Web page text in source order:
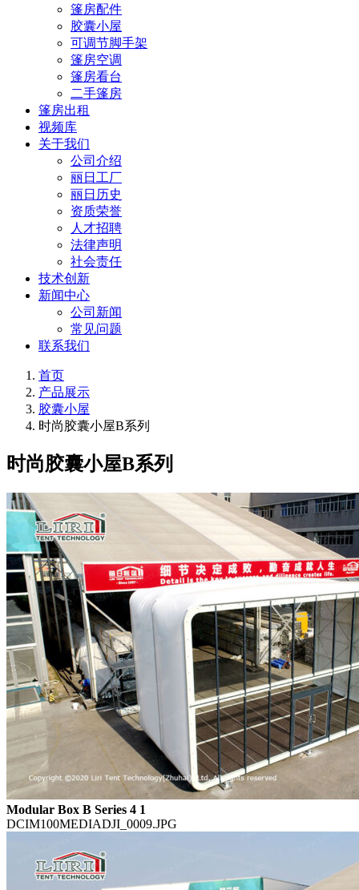
篷房配件
胶囊小屋
可调节脚手架
篷房空调
篷房看台
二手篷房
篷房出租
视频库
关于我们
公司介绍
丽日工厂
丽日历史
资质荣誉
人才招聘
法律声明
社会责任
技术创新
新闻中心
公司新闻
常见问题
联系我们
首页
产品展示
胶囊小屋
时尚胶囊小屋B系列
时尚胶囊小屋B系列
Modular Box B Series 4 1
DCIM100MEDIADJI_0009.JPG